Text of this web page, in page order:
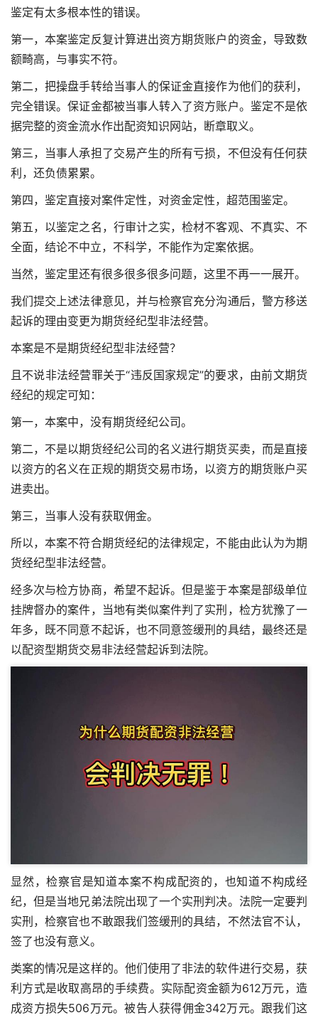
鉴定有太多根本性的错误。
第一，本案鉴定反复计算进出资方期货账户的资金，导致数
额畸高，与事实不符。
第二，把操盘手转给当事人的保证金直接作为他们的获利，
完全错误。保证金都被当事人转入了资方账户。鉴定不是依
据完整的资金流水作出配资知识网站，断章取义。
第三，当事人承担了交易产生的所有亏损，不但没有任何获
利，还负债累累。
第四，鉴定直接对案件定性，对资金定性，超范围鉴定。
第五，以鉴定之名，行审计之实，检材不客观、不真实、不
全面，结论不中立，不科学，不能作为定案依据。
当然，鉴定里还有很多很多很多问题，这里不再一一展开。
我们提交上述法律意见，并与检察官充分沟通后，警方移送
起诉的理由变更为期货经纪型非法经营。
本案是不是期货经纪型非法经营？
且不说非法经营罪关于“违反国家规定”的要求，由前文期货
经纪的规定可知：
第一，本案中，没有期货经纪公司。
第二，不是以期货经纪公司的名义进行期货买卖，而是直接
以资方的名义在正规的期货交易市场，以资方的期货账户买
进卖出。
第三，当事人没有获取佣金。
所以，本案不符合期货经纪的法律规定，不能由此认为为期
货经纪型非法经营。
经多次与检方协商，希望不起诉。但是鉴于本案是部级单位
挂牌督办的案件，当地有类似案件判了实刑，检方犹豫了一
年多，既不同意不起诉，也不同意签缓刑的具结，最终还是
以配资型期货交易非法经营起诉到法院。
显然，检察官是知道本案不构成配资的，也知道不构成经
纪，但是当地兄弟法院出现了一个实刑判决。法院一定要判
实刑，检察官也不敢跟我们签缓刑的具结，不然法官不认，
签了也没有意义。
类案的情况是这样的。他们使用了非法的软件进行交易，获
利方式是收取高昂的手续费。实际配资金额为612万元，造
成资方损失506万元。被告人获得佣金342万元。跟我们这